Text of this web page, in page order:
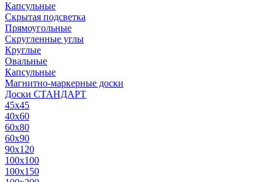
Капсульные
Скрытая подсветка
Прямоугольные
Скругленные углы
Круглые
Овальные
Капсульные
Магнитно-маркерные доски
Доски СТАНДАРТ
45x45
40x60
60x80
60x90
90x120
100x100
100x150